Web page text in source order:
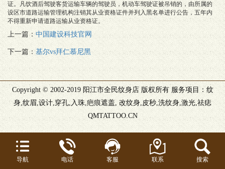
证。凡饮酒后驾驶客货运输车辆的驾驶员，机动车驾驶证被吊销的，由所属的
设区市道路运输管理机构注销其从业资格证件并列入黑名单进行公告，五年内
不得重新申请道路运输从业资格证。
上一篇：中国建设科技官网
下一篇：基尔vs拜仁慕尼黑
Copyright © 2002-2019 阳江市全民纹身店 版权所有 服务项目：纹
身,纹眉,设计,穿孔,入珠,疤痕遮盖, 改纹身,皮秒,洗纹身,激光,祛痣
QMTATTOO.CN
导航 电话 客服 联系 搜索